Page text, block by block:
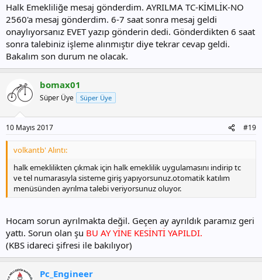
Halk Emekliliğe mesaj gönderdim. AYRILMA TC-KİMLİK-NO
2560'a mesaj gönderdim. 6-7 saat sonra mesaj geldi
onaylıyorsanız EVET yazıp gönderin dedi. Gönderdikten 6 saat
sonra talebiniz işleme alınmıştır diye tekrar cevap geldi.
Bakalım son durum ne olacak.
bomax01
Süper Üye Süper Üye
10 Mayıs 2017 #19
volkantb' Alıntı:
halk emeklilikten çıkmak için halk emeklilik uygulamasını indirip tc
ve tel numarasıyla sisteme giriş yapıyorsunuz.otomatik katılım
menüsünden ayrılma talebi veriyorsunuz oluyor.
Hocam sorun ayrılmakta değil. Geçen ay ayrıldık paramız geri
yattı. Sorun olan şu BU AY YİNE KESİNTİ YAPILDI.
(KBS idareci şifresi ile bakılıyor)
Pc_Engineer